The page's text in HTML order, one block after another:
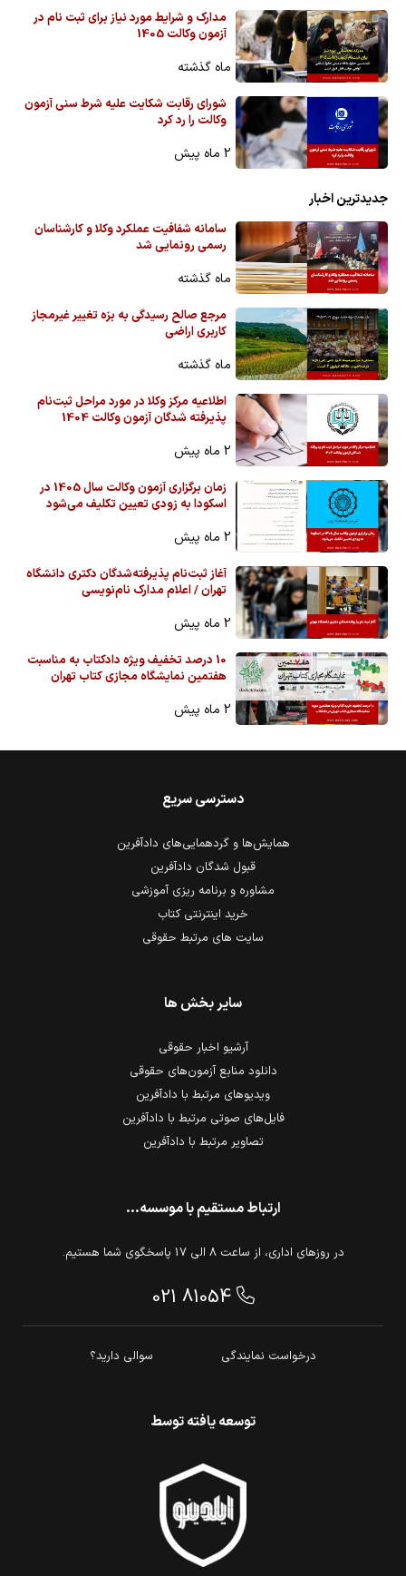
مدارک و شرایط مورد نیاز برای ثبت نام در
آزمون وکالت 1405
ماه گذشته
شورای رقابت شکایت علیه شرط سنی آزمون
وکالت را رد کرد
2 ماه پیش
جدیدترین اخبار
سامانه شفافیت عملکرد وکلا و کارشناسان
رسمی رونمایی شد
ماه گذشته
مرجع صالح رسیدگی به بزه تغییر غیرمجاز
کاربری اراضی
ماه گذشته
اطلاعیه مرکز وکلا در مورد مراحل ثبت‌نام
پذیرفته شدگان آزمون وکالت 1404
2 ماه پیش
زمان برگزاری آزمون وکالت سال 1405 در
اسکودا به زودی تعیین تکلیف می‌شود
2 ماه پیش
آغاز ثبت‌نام پذیرفته‌شدگان دکتری دانشگاه
تهران / اعلام مدارک نام‌نویسی
2 ماه پیش
10 درصد تخفیف ویژه دادکتاب به مناسبت
هفتمین نمایشگاه مجازی کتاب تهران
2 ماه پیش
ارتباط مستقیم با موسسه...
در روزهای اداری، از ساعت 8 الی 17 پاسخگوی شما هستیم.
021 81054
درخواست نمایندگی سوالی دارید؟
دسترسی سریع
همایش‌ها و گردهمایی‌های دادآفرین
قبول شدگان دادآفرین
مشاوره و برنامه ریزی آموزشی
خرید اینترنتی کتاب
سایت های مرتبط حقوقی
سایر بخش ها
آرشیو اخبار حقوقی
دانلود منابع آزمون‌های حقوقی
ویدیوهای مرتبط با دادآفرین
فایل‌های صوتی مرتبط با دادآفرین
تصاویر مرتبط با دادآفرین
توسعه یافته توسط